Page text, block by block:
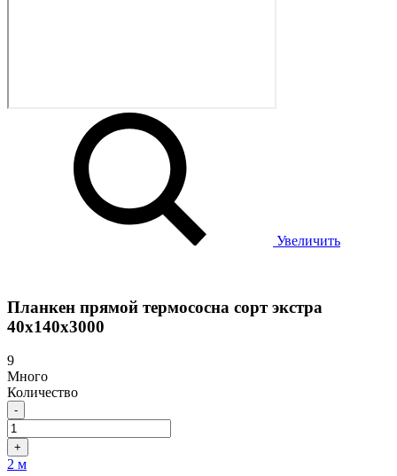
Увеличить
Планкен прямой термососна сорт экстра
40х140х3000
9
Много
Количество
-
+
2 м